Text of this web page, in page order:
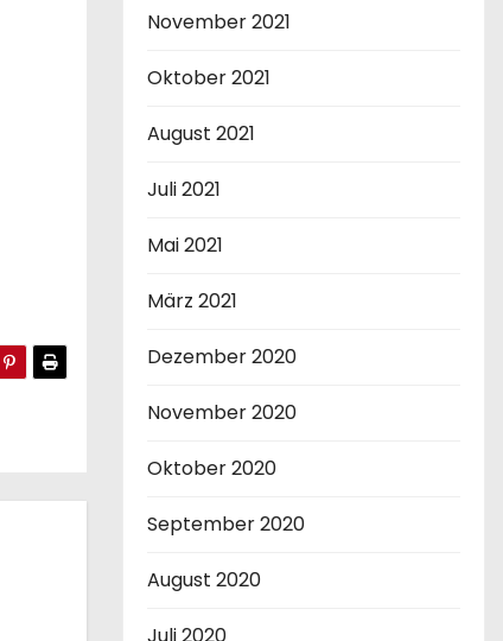
November 2021
Oktober 2021
August 2021
Juli 2021
Mai 2021
März 2021
Dezember 2020
November 2020
Oktober 2020
September 2020
August 2020